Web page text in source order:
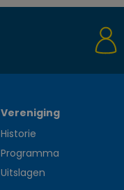
Vereniging
Historie
Programma
Uitslagen